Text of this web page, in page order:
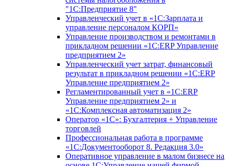
"1С:Предприятие 8"
Управленческий учет в «1C:Зарплата и
управление персоналом КОРП»
Управление производством и ремонтами в
прикладном решении «1С:ERP Управление
предприятием 2»
Управленческий учет затрат, финансовый
результат в прикладном решении «1С:ERP
Управление предприятием 2»
Регламентированный учет в «1С:ERP
Управление предприятием 2» и
«1С:Комплексная автоматизация 2»
Оператор «1С»: Бухгалтерия + Управление
торговлей
Профессиональная работа в программе
«1С:Документооборот 8. Редакция 3.0»
Оперативное управление в малом бизнесе на